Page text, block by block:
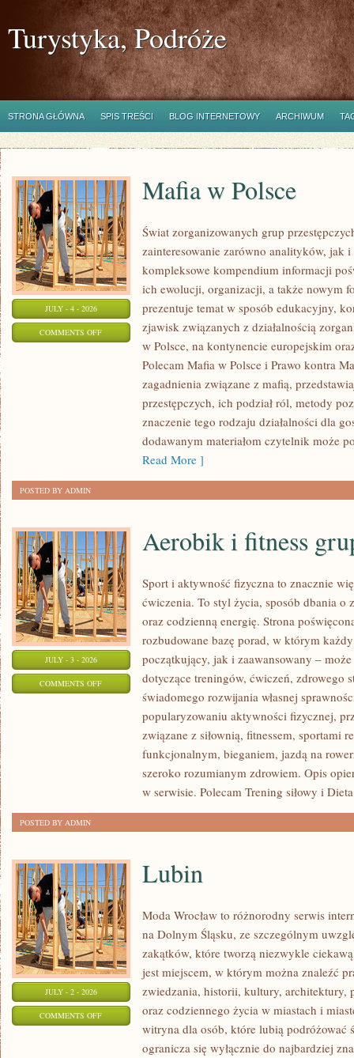
Turystyka, Podróże
STRONA GŁÓWNA SPIS TREŚCI BLOG INTERNETOWY ARCHIWUM
JULY - 4 - 2026
COMMENTS OFFON
Mafia w Polsce
Świat zorganizowanych grup
zainteresowanie zarówno analityków, jak
kompleksowe kompendium informacji
ich ewolucji, organizacji, a także nowym
prezentuje temat w sposób edukacyjny,
zjawisk związanych z działalnością
w Polsce, na kontynencie europejskim
Polecam Mafia w Polsce i Prawo kontra
zagadnienia związane z mafią,
przestępczych, ich podział ról, metody
znaczenie tego rodzaju działalności dla
dodawanym materiałom czytelnik może
Read More ]
POSTED BY ADMIN
JULY - 3 - 2026
COMMENTS OFFON
Aerobik i fitness
Sport i aktywność fizyczna to znacznie
ćwiczenia. To styl życia, sposób dbania o
oraz codzienną energię. Strona
rozbudowane bazę porad, w którym
początkujący, jak i zaawansowany –
dotyczące treningów, ćwiczeń, zdrowego
świadomego rozwijania własnej
popularyzowaniu aktywności fizycznej,
związane z siłownią, fitnessem, sportami
funkcjonalnym, bieganiem, jazdą na
szeroko rozumianym zdrowiem. Opis
w serwisie. Polecam Trening siłowy i
POSTED BY ADMIN
JULY - 2 - 2026
COMMENTS OFFON
Lubin
Moda Wrocław to różnorodny serwis
na Dolnym Śląsku, ze szczególnym
zakątków, które tworzą niezwykle
jest miejscem, w którym można znaleźć
zwiedzania, historii, kultury, architektury,
oraz codziennego życia w miastach i
witryna dla osób, które lubią podróżować
ogranicza się wyłącznie do najbardziej